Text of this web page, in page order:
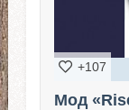
+107
Мод